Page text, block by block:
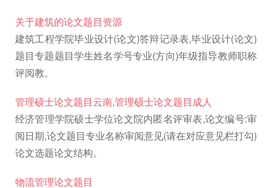
关于建筑的论文题目资源
建筑工程学院毕业设计(论文)答辩记录表,毕业设计(论文)
题目专题题目学生姓名学号专业(方向)年级指导教师职称
评阅教。
管理硕士论文题目云南,管理硕士论文题目成人
经济管理学院硕士学位论文院内匿名评审表,论文编号:审
阅日期,论文题目专业名称审阅意见(请在对应意见栏打勾)
论文选题论文结构。
物流管理论文题目